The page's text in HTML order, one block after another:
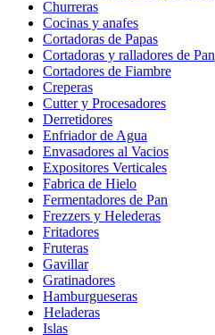
Churreras
Cocinas y anafes
Cortadoras de Papas
Cortadoras y ralladores de Pan
Cortadores de Fiambre
Creperas
Cutter y Procesadores
Derretidores
Enfriador de Agua
Envasadores al Vacios
Expositores Verticales
Fabrica de Hielo
Fermentadores de Pan
Frezzers y Helederas
Fritadores
Fruteras
Gavillar
Gratinadores
Hamburgueseras
Heladeras
Islas